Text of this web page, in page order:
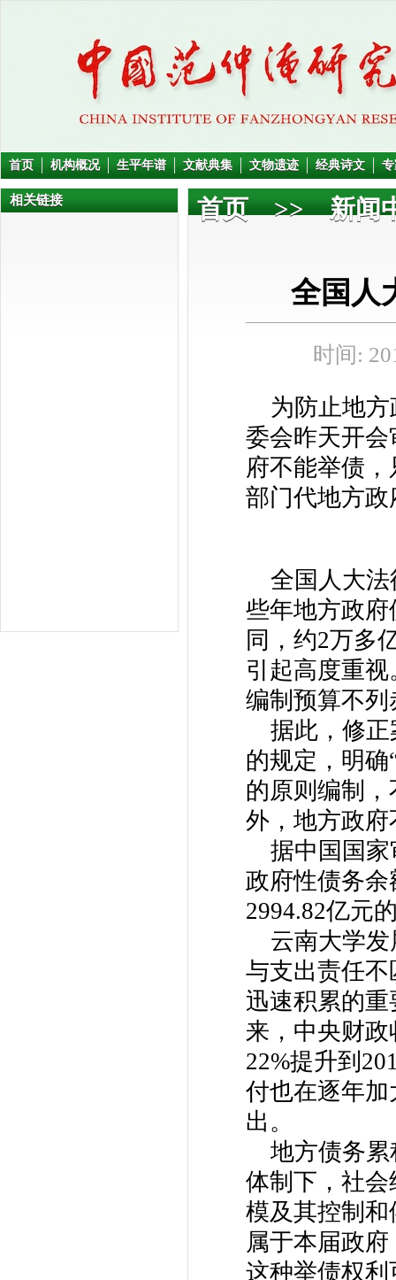
首页 机构概况 生平年谱 文献典集 文物遗迹 经典诗文
相关链接 首页>>新闻
全国人
时间:
为防止地方
委会昨天开
府不能举债
部门代地方
全国人大法
些年地方政
同，约2万多
引起高度重
编制预算不
据此，修正
的规定，明
的原则编制
外，地方政
据中国国家
政府性债务余
2994.82亿元
云南大学发
与支出责任
迅速积累的
来，中央财
22%提升到
付也在逐年
出。
地方债务累
体制下，社
模及其控制
属于本届政
这种举债权